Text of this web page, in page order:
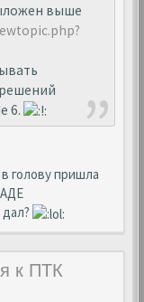
выше
6.
голову пришла
к ПТК